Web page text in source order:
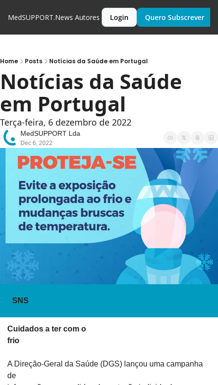
MedSUPPORT.News Autores Login Quero Subscrever
Home Posts Notícias da Saúde em Portugal
Notícias da Saúde
em Portugal
Terça-feira, 6 dezembro de 2022
MedSUPPORT Lda
Dec 6, 2022
SNS
Cuidados a ter com o
frio
A Direção-Geral da Saúde (DGS) lançou uma campanha
de